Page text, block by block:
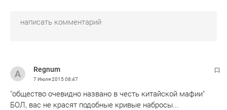
Regnum
7 Июля 201508:47
"общество очевидно названо в честь китайской мафии"
БОЛ, вас не красят подобные кривые набросы...